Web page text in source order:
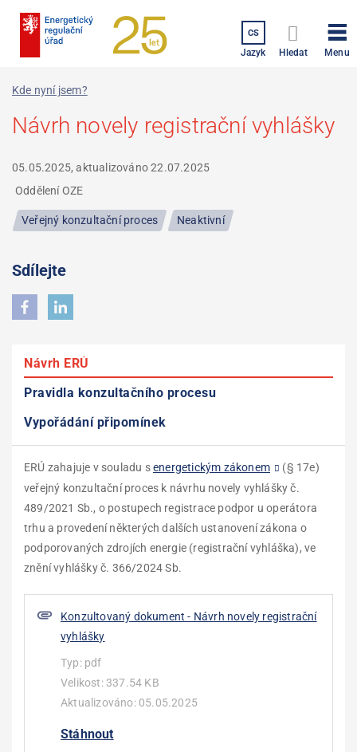
CS
Jazyk Hledat Menu
Kde nyní jsem?
Návrh novely registrační vyhlášky
05.05.2025, aktualizováno22.07.2025
Oddělení OZE
Veřejný konzultační proces Neaktivní
Návrh ERÚ
Pravidla konzultačního procesu
Vypořádání připomínek
ERÚ zahajuje v souladu senergetickým zákonem
(§ 17e)
veřejný konzultační proces k návrhu novely vyhlášky č.
489/2021 Sb., o postupech registrace podpor u operátora
trhu a provedení některých dalších ustanovení zákona o
podporovaných zdrojích energie (registrační vyhláška), ve
znění vyhlášky č. 366/2024 Sb.
Konzultovaný dokument - Návrh novely registrační
vyhlášky
Typ: pdf
Velikost: 337.54 KB
Aktualizováno: 05.05.2025
Stáhnout
Lhůta pro podání připomínek je do20.05.2025 včetně.
Připomínkami podanými po termínu nebo připomínkami
nesplňujícími formu podání podle pravidel VKP se ERÚ není
povinen zabývat.
Připomínky může uplatnit každý, jehož oprávněné zájmy
mohou být návrhem přímo dotčeny. Připomínkami, které
uplatní osoba, jejíž oprávněné zájmy nemohou být návrhem
přímo dotčeny, se ERÚ není povinen zabývat.
Jediný možný prostředek pro podání připomínek je
prostřednictvím e‑mailové adresy
formy podání připomínek nejsou přípustné. K podání
připomínek musí být v předmětu e-mailu uvedeno „VKP –
V průběhu veřejného konzultačního procesu nebyly doručeny
Úřadu žádné připomínky.
Sdílejte